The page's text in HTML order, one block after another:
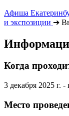
Афиша
и экспозиции ➔
Когда
3 декабря 2025 г. -
Место